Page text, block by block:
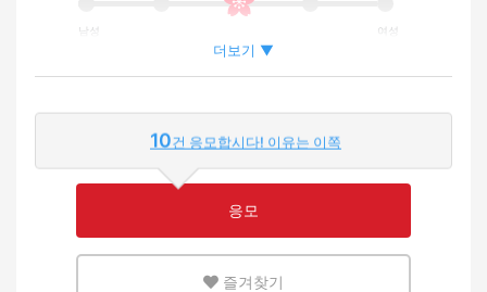
남성 여성
외국인이 근무하는 비율
영어 또는 모국어를 살릴 수 있는 환경
더보기 ▼
10건 응모합시다! 이유는 이쪽
응모
즐겨찾기